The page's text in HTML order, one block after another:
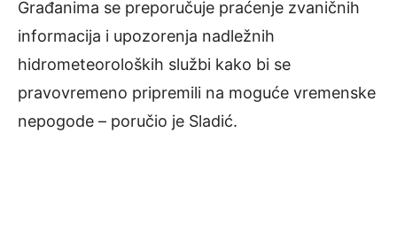
Građanima se preporučuje praćenje zvaničnih
informacija i upozorenja nadležnih
hidrometeoroloških službi kako bi se
pravovremeno pripremili na moguće vremenske
nepogode – poručio je Sladić.